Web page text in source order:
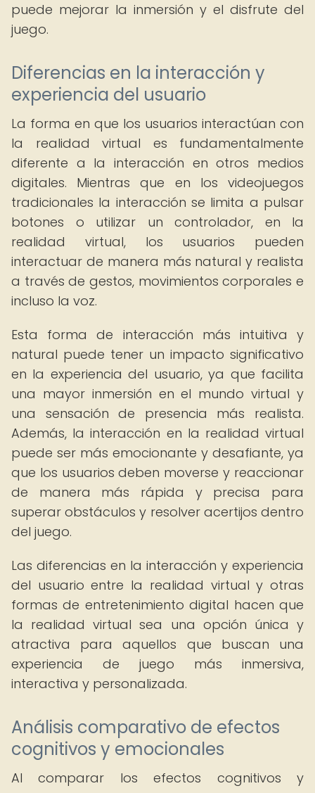
puede mejorar la inmersión y el disfrute del
juego.
Diferencias en la interacción y
experiencia del usuario
La forma en que los usuarios interactúan con
la realidad virtual es fundamentalmente
diferente a la interacción en otros medios
digitales. Mientras que en los videojuegos
tradicionales la interacción se limita a pulsar
botones o utilizar un controlador, en la
realidad virtual, los usuarios pueden
interactuar de manera más natural y realista
a través de gestos, movimientos corporales e
incluso la voz.
Esta forma de interacción más intuitiva y
natural puede tener un impacto significativo
en la experiencia del usuario, ya que facilita
una mayor inmersión en el mundo virtual y
una sensación de presencia más realista.
Además, la interacción en la realidad virtual
puede ser más emocionante y desafiante, ya
que los usuarios deben moverse y reaccionar
de manera más rápida y precisa para
superar obstáculos y resolver acertijos dentro
del juego.
Las diferencias en la interacción y experiencia
del usuario entre la realidad virtual y otras
formas de entretenimiento digital hacen que
la realidad virtual sea una opción única y
atractiva para aquellos que buscan una
experiencia de juego más inmersiva,
interactiva y personalizada.
Análisis comparativo de efectos
cognitivos y emocionales
Al comparar los efectos cognitivos y